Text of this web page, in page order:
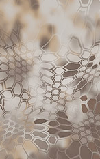
Купить за 1 клик